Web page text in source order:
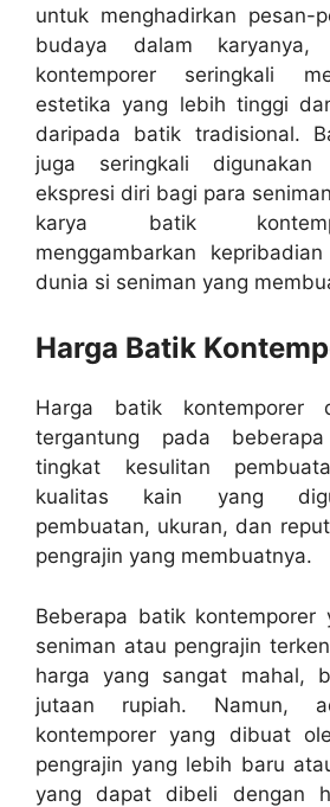
untuk menghadirkan pesan-
budaya dalam karyanya,
kontemporer seringkali
estetika yang lebih tinggi
daripada batik tradisional.
juga seringkali digunakan
ekspresi diri bagi para
karya batik
menggambarkan
dunia si seniman yang
Harga Batik
Harga batik kontemporer
tergantung pada
tingkat kesulitan
kualitas kain yang
pembuatan, ukuran, dan
pengrajin yang membuatnya.
Beberapa batik kontemporer
seniman atau pengrajin
harga yang sangat mahal,
jutaan rupiah. Namun,
kontemporer yang dibuat
pengrajin yang lebih baru
yang dapat dibeli dengan